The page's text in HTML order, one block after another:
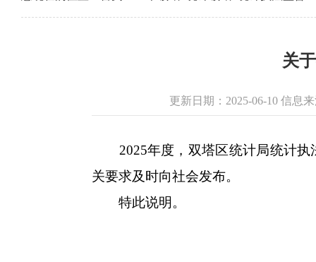
关
更新日期：2025-06-10 信息
2025年度，双塔区统计局统计执
关要求及时向社会发布。
特此说明。